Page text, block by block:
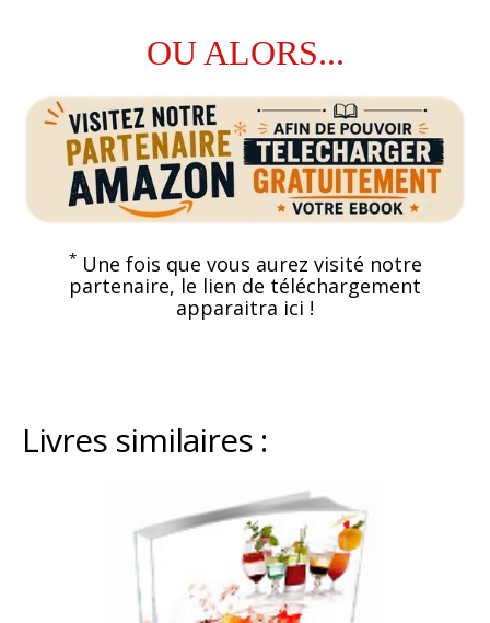
OU ALORS...
*Une fois que vous aurez visité notre
partenaire, le lien de téléchargement
apparaitra ici !
Livres similaires :